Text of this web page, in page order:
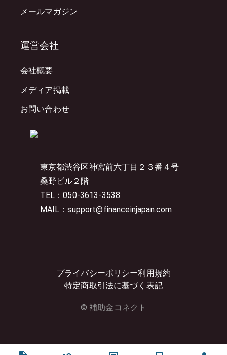
東京都渋谷区神宮前六丁目２３番４号
桑野ビル２階
TEL：050-3613-3538
MAIL：support@financeinjapan.com
プライバシーポリシー利用規約
特定商取引法に基づく表記
© 補助金コネクト
メールマガジン
運営会社
会社概要
メディア掲載
お問い合わせ